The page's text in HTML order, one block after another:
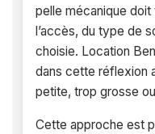
pelle mécanique
l’accès, du type de
choisie. Location
dans cette réflexion
petite, trop grosse
Cette approche est